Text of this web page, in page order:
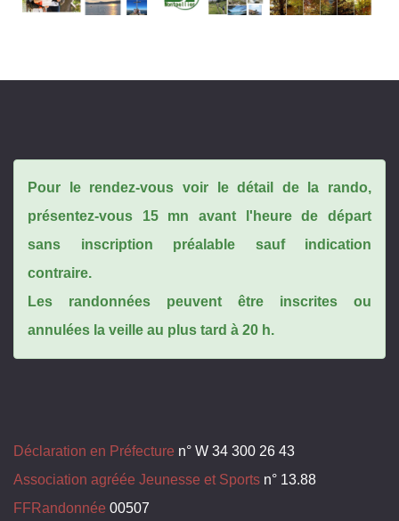
Pour le rendez-vous voir le détail de la rando,
présentez-vous 15 mn avant l'heure de départ
sans inscription préalable sauf indication
contraire.
Les randonnées peuvent être inscrites ou
annulées la veille au plus tard à 20 h.
Déclaration en Préfecture n° W 34 300 26 43
Association agréée Jeunesse et Sports n° 13.88
FFRandonnée 00507